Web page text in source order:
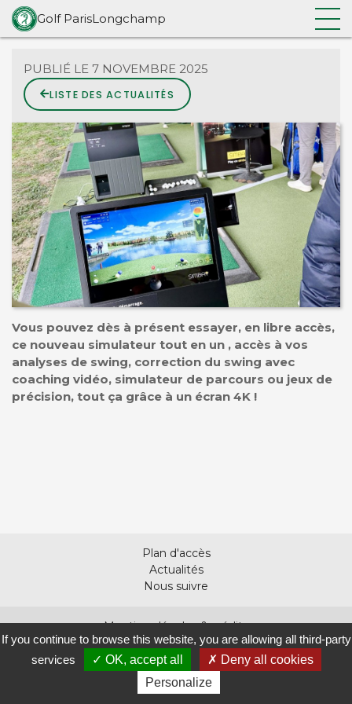
Golf ParisLongchamp
Accueil / Vie du Club / Simbay : L’expérience golf nouvelle génération !
PUBLIÉ LE 7 NOVEMBRE 2025
LISTE DES ACTUALITÉS
Vous pouvez dès à présent essayer, en libre accès,
ce nouveau simulateur tout en un , accès à vos
analyses de swing, correction du swing avec
coaching vidéo, simulateur de parcours ou jeux de
précision, tout ça grâce à un écran 4K !
Plan d'accès
Actualités
Nous suivre
Mentions légales & crédits
Politique de confidentialité
Cookies
Digital Golf Solutions
If you continue to browse this website, you are allowing all third-party
services
OK, accept all
Deny all cookies
Personalize